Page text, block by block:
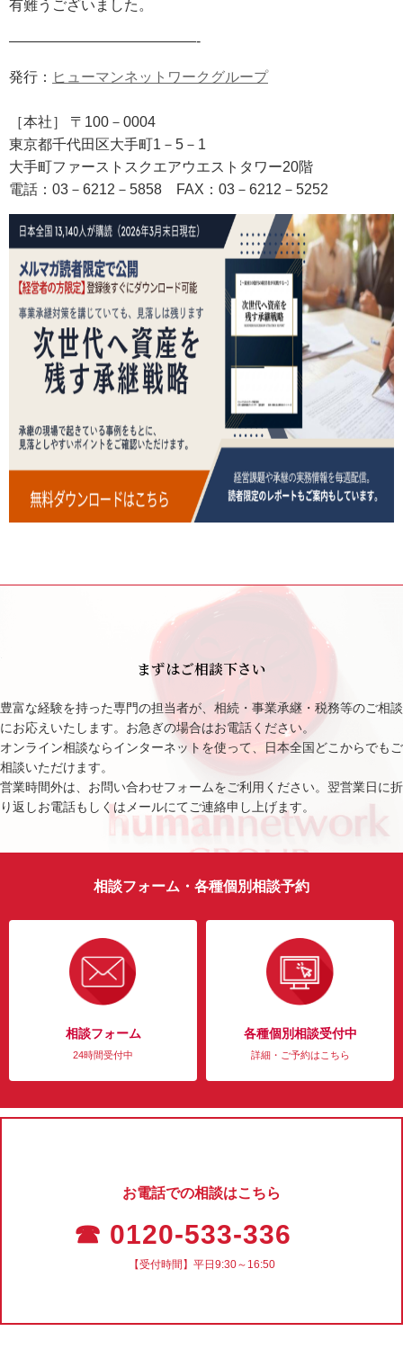
有難うございました。
—————————————-
発行： ヒューマンネットワークグループ
［本社］ 〒100－0004
東京都千代田区大手町1－5－1
大手町ファーストスクエアウエストタワー20階
電話：03－6212－5858
FAX ：03－6212－5252
まずはご相談下さい
豊富な経験を持った専門の担当者が、相続・事業承継・税務等のご相談
にお応えいたします。お急ぎの場合はお電話ください。
オンライン相談ならインターネットを使って、日本全国どこからでもご
相談いただけます。
営業時間外は、お問い合わせフォームをご利用ください。翌営業日に折
り返しお電話もしくはメールにてご連絡申し上げます。
相談フォーム・各種個別相談予約
相談フォーム
24時間受付中
各種個別相談受付中
詳細・ご予約はこちら
お電話での相談はこちら
☎ 0120-533-336
【受付時間】平日9:30～16:50